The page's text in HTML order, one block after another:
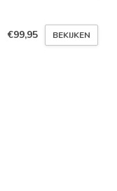
€99,95 BEKIJKEN